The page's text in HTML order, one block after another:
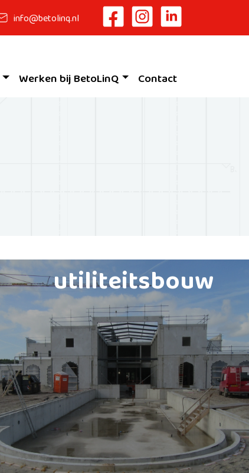
info@betolinq.nl
Werken bij BetoLinQ Contact
utiliteitsbouw